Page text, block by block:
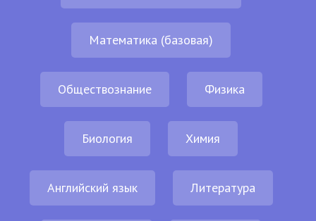
Математика (базовая)
Обществознание Физика
Биология Химия
Английский язык Литература